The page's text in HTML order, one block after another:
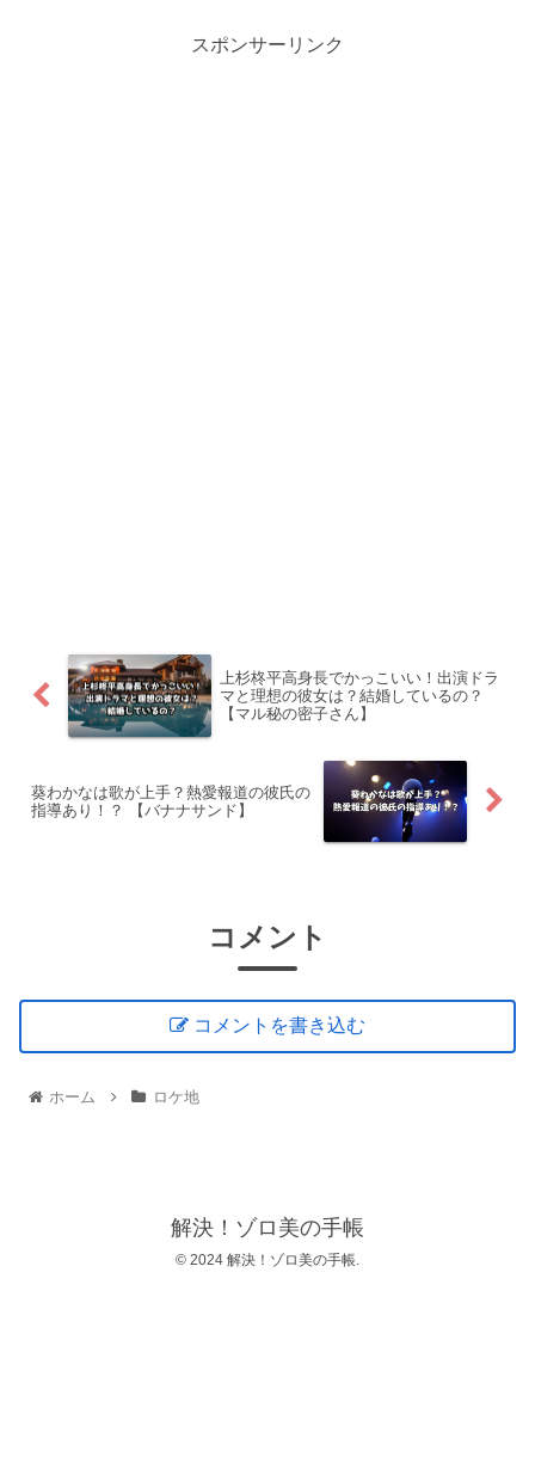
スポンサーリンク
上杉柊平高身長でかっこいい！出演ドラ
マと理想の彼女は？結婚しているの？
【マル秘の密子さん】
葵わかなは歌が上手？熱愛報道の彼氏の
指導あり！？ 【バナナサンド】
コメント
コメントを書き込む
ホーム ロケ地
解決！ゾロ美の手帳
© 2024 解決！ゾロ美の手帳.